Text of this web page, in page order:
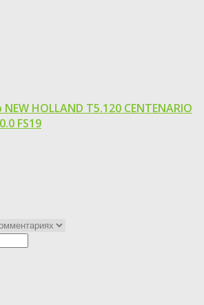
HOLLAND T5.120 CENTENARIO
FS19